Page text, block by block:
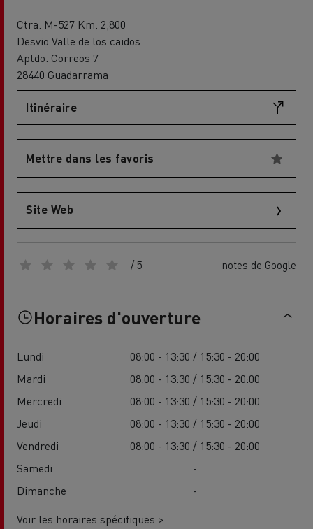
Ctra. M-527 Km. 2,800
Desvio Valle de los caidos
Aptdo. Correos 7
28440 Guadarrama
Itinéraire
Mettre dans les favoris
Site Web
/ 5 notes de Google
Horaires d'ouverture
Lundi
08:00 - 13:30 / 15:30 - 20:00
Mardi
08:00 - 13:30 / 15:30 - 20:00
Mercredi
08:00 - 13:30 / 15:30 - 20:00
Jeudi
08:00 - 13:30 / 15:30 - 20:00
Vendredi
08:00 - 13:30 / 15:30 - 20:00
Samedi
-
Dimanche
-
Voir les horaires spécifiques >